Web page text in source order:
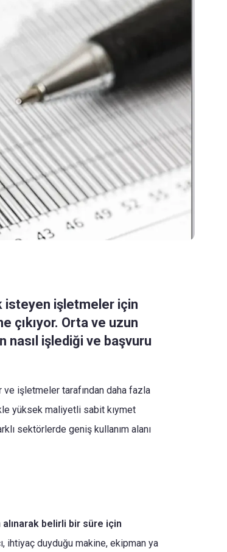
isteyen işletmeler için
çıkıyor. Orta ve uzun
nasıl işlediği ve başvuru
ve işletmeler tarafından daha fazla
yüksek maliyetli sabit kıymet
sektörlerde geniş kullanım alanı
alınarak belirli bir süre için
ihtiyaç duyduğu makine, ekipman ya